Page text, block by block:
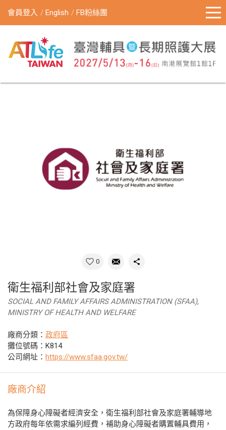
會員登入 English FB粉絲團
0
衛生福利部社會及家庭署
SOCIAL AND FAMILY AFFAIRS ADMINISTRATION (SFAA),
MINISTRY OF HEALTH AND WELFARE
廠商分類： 政府區
攤位號碼：K814
公司網址： https://www.sfaa.gov.tw/
廠商介紹
為保障身心障礙者經濟安全，衛生福利部社會及家庭署輔導地
方政府每年依需求編列經費，補助身心障礙者購置輔具費用，